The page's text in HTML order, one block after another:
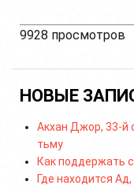
9928 просмотров
НОВЫЕ
Акхан Джор, 33-
тьму
Как поддержать
Где находится